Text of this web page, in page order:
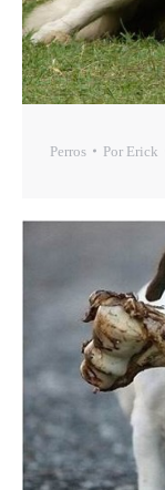
Perros Por Erick